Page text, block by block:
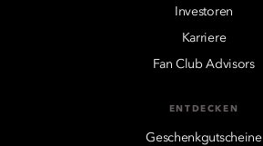
Investoren
Karriere
Fan Club Advisors
ENTDECKEN
Geschenkgutscheine